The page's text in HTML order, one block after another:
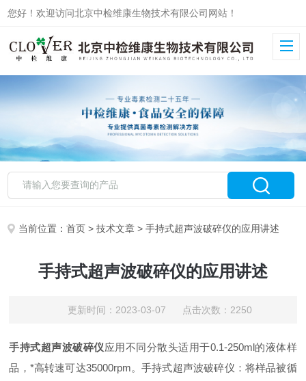
您好！欢迎访问北京中检维康生物技术有限公司网站！
当前位置：首页 >技术文章 > 手持式超声波破碎仪的应用讲述
手持式超声波破碎仪的应用讲述
更新时间：2023-03-07 点击次数：2250
手持式超声波破碎仪应用不同分散头适用于0.1-250ml的液体样
品，*高转速可达35000rpm。手持式超声波破碎仪：将样品被循